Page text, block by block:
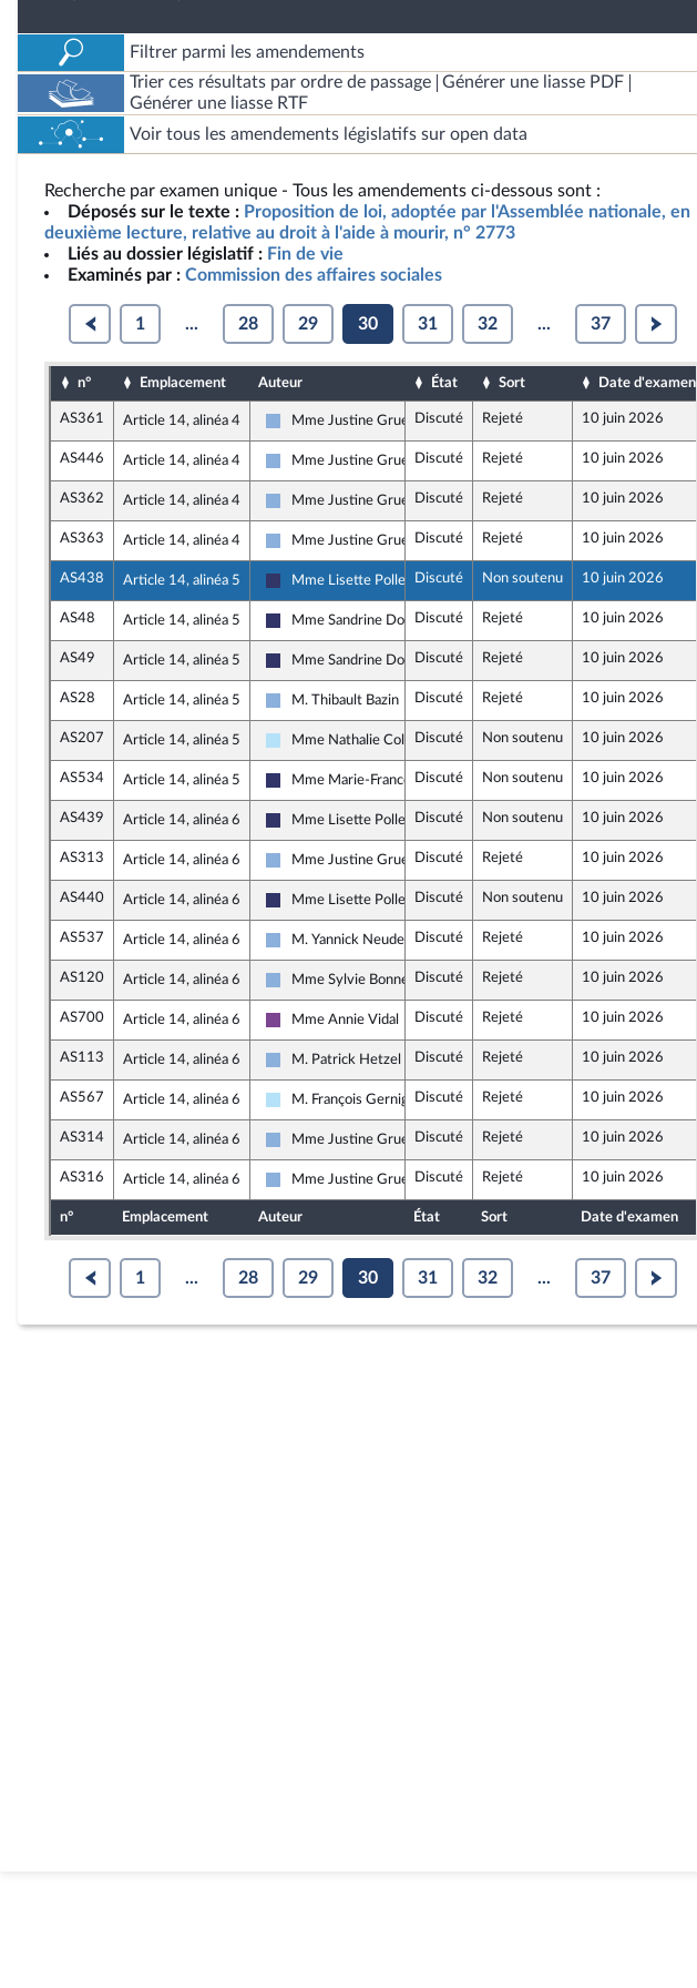
Filtrer parmi les amendements
Trier ces résultats par ordre de passage
Générer une liasse PDF
Générer une liasse RTF
Voir tous les amendements législatifs sur open data
Recherche par examen unique - Tous les amendements ci-dessous sont :
Déposés sur le texte : Proposition de loi, adoptée par l'Assemblée nationale, en
deuxième lecture, relative au droit à l'aide à mourir, n° 2773
Liés au dossier législatif : Fin de vie
Examinés par : Commission des affaires sociales
1 ... 28 29 30 31 32 ... 37
n° Emplacement Auteur État Sort Date d'examen
AS361 Article 14, alinéa 4
Droite Républicaine
Mme Justine Gruet Discuté Rejeté 10 juin 2026
AS446 Article 14, alinéa 4
Droite Républicaine
Mme Justine Gruet Discuté Rejeté 10 juin 2026
AS362 Article 14, alinéa 4
Droite Républicaine
Mme Justine Gruet Discuté Rejeté 10 juin 2026
AS363 Article 14, alinéa 4
Droite Républicaine
Mme Justine Gruet Discuté Rejeté 10 juin 2026
AS438 Article 14, alinéa 5
Rassemblement National
Mme Lisette Pollet Discuté Non soutenu 10 juin 2026
AS48 Article 14, alinéa 5
Rassemblement National
Mme Sandrine Dogor-Such
Discuté Rejeté 10 juin 2026
AS49 Article 14, alinéa 5
Rassemblement National
Mme Sandrine Dogor-Such
Discuté Rejeté 10 juin 2026
AS28 Article 14, alinéa 5
Droite Républicaine
M. Thibault Bazin Discuté Rejeté 10 juin 2026
AS207 Article 14, alinéa 5
Horizons & Indépendants
Mme Nathalie Colin-Oesterlé
Discuté Non soutenu 10 juin 2026
AS534 Article 14, alinéa 5
Rassemblement National
Mme Marie-France Lorho
Discuté Non soutenu 10 juin 2026
AS439 Article 14, alinéa 6
Rassemblement National
Mme Lisette Pollet Discuté Non soutenu 10 juin 2026
AS313 Article 14, alinéa 6
Droite Républicaine
Mme Justine Gruet Discuté Rejeté 10 juin 2026
AS440 Article 14, alinéa 6
Rassemblement National
Mme Lisette Pollet Discuté Non soutenu 10 juin 2026
AS537 Article 14, alinéa 6
Droite Républicaine
M. Yannick Neuder Discuté Rejeté 10 juin 2026
AS120 Article 14, alinéa 6
Droite Républicaine
Mme Sylvie Bonnet Discuté Rejeté 10 juin 2026
AS700 Article 14, alinéa 6
Ensemble pour la République
Mme Annie Vidal Discuté Rejeté 10 juin 2026
AS113 Article 14, alinéa 6
Droite Républicaine
M. Patrick Hetzel Discuté Rejeté 10 juin 2026
AS567 Article 14, alinéa 6
Horizons & Indépendants
M. François GernigonDiscuté Rejeté 10 juin 2026
AS314 Article 14, alinéa 6
Droite Républicaine
Mme Justine Gruet Discuté Rejeté 10 juin 2026
AS316 Article 14, alinéa 6
Droite Républicaine
Mme Justine Gruet Discuté Rejeté 10 juin 2026
n° Emplacement Auteur État Sort Date d'examen
1 ... 28 29 30 31 32 ... 37